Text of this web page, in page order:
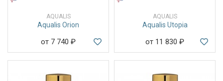
AQUALIS
Aqualis Orion
от 7 740 ₽
AQUALIS
Aqualis Utopia
от 11 830 ₽